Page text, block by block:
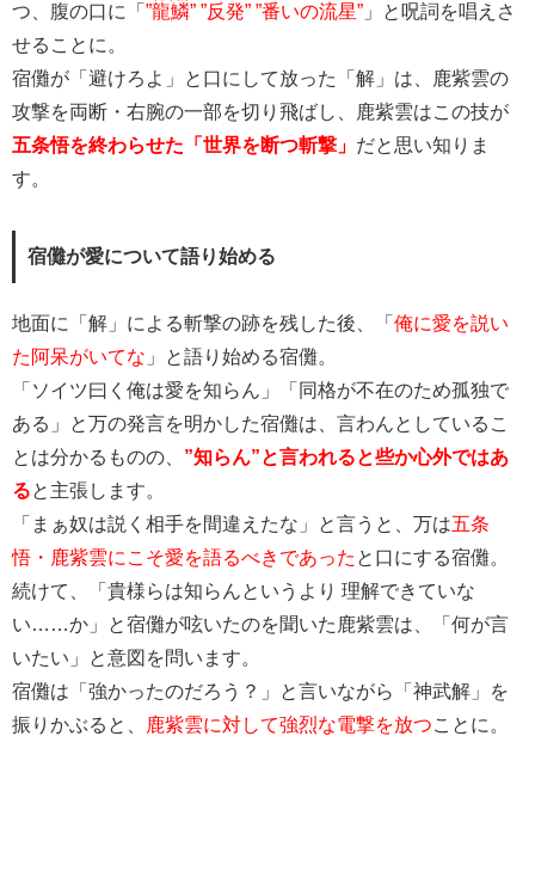
つ、腹の口に「 ”龍鱗” ”反発” ”番いの流星” 」と呪詞を唱えさ
せることに。
宿儺が「避けろよ」と口にして放った「解」は、鹿紫雲の
攻撃を両断・右腕の一部を切り飛ばし、鹿紫雲はこの技が
五条悟を終わらせた「世界を断つ斬撃」 だと思い知りま
す。
宿儺が愛について語り始める
地面に「解」による斬撃の跡を残した後、「 俺に愛を説い
た阿呆がいてな 」と語り始める宿儺。
「ソイツ曰く俺は愛を知らん」「同格が不在のため孤独で
ある」と万の発言を明かした宿儺は、言わんとしているこ
とは分かるものの、 ”知らん”と言われると些か心外ではあ
ると主張します。
「まぁ奴は説く相手を間違えたな」と言うと、万は五条
悟・鹿紫雲にこそ愛を語るべきであった と口にする宿儺。
続けて、「貴様らは知らんというより 理解できていな
い……か」と宿儺が呟いたのを聞いた鹿紫雲は、「何が言
いたい」と意図を問います。
宿儺は「強かったのだろう？」と言いながら「神武解」を
振りかぶると、
鹿紫雲に対して強烈な電撃を放つことに。